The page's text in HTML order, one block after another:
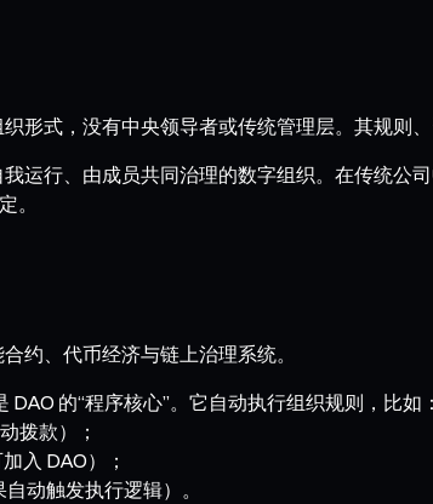
形式，没有中央领导者或传统管理层。其规则
运行、由成员共同治理的数字组织。在传统公
。
约、代币经济与链上治理系统。
DAO 的“程序核心”。它自动执行组织规则，比如：
拨款）；
入 DAO）；
动触发执行逻辑）。